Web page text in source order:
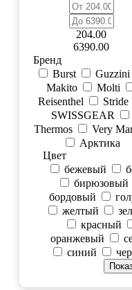
204.00
6390.00
Бренд
Burst
Guzzini
Makito
Molti
Reisenthel
Stride
SWISSGEAR
Thermos
Very
Арктика
Цвет
бежевый
бирюзовый
бордовый
желтый
красный
оранжевый
синий